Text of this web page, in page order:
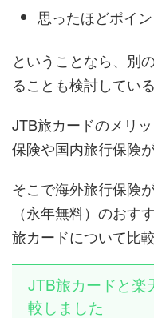
思ったほどポイ
ということなら、別
ることも検討してい
JTB旅カードのメリ
保険や国内旅行保険
そこで海外旅行保険
（永年無料）のおす
旅カードについて比
JTB旅カードと楽
較しました